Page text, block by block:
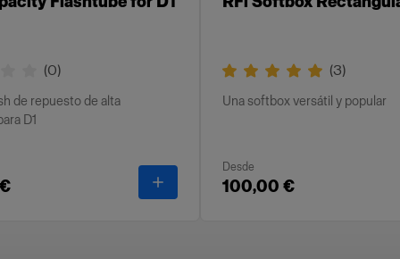
(0)
de repuesto de alta
D1
High Capacity Flashtube for D1
(3)
Una softbox versátil y popular
Desde
100,00 €